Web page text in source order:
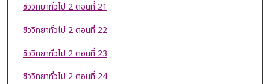
ชีววิทยาทั่วไป 2 ตอนที่ 21
ชีววิทยาทั่วไป 2 ตอนที่ 22
ชีววิทยาทั่วไป 2 ตอนที่ 23
ชีววิทยาทั่วไป 2 ตอนที่ 24